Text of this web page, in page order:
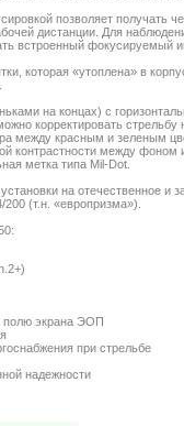
позволяет получать
дистанции. Для
встроенный фокусируемый
которая «утоплена» в
на концах) с
корректировать
между красным и зеленым
контрастности между
метка типа Mil-Dot.
на отечественное и
(т.н. «европризма»).
полю экрана ЭОП
при стрельбе
надежности